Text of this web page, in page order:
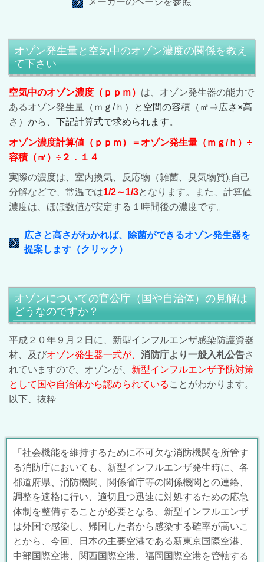
オゾン発生量と空気中のオゾン濃度の関係を教え
て下さい
空気中のオゾン濃度（ｐｐｍ） は、オゾン発生器の能力で
あるオゾン発生量 （ｍｇ/ｈ）と空間の容積（㎥⇒広さ×高
さ）から、下記計算式で求められます。
オゾン濃度計算値（ｐｐｍ）＝オゾン発生量（ｍｇ/ｈ）÷
容積（㎥）÷２．１４
実際の濃度は、室内換気、反応物（雑菌、臭気物質),自己
分解などで、常温では1/2～1/3となります。また、計算値
濃度は、ほぼ数値が安定する１時間後の濃度です。
広さと高さがわかれば、除菌ができるオゾン発生器を
提案します （クリック）
オゾンについての官公庁（国や自治体）の見解は
どうなのですか？
平成２０年９月２日に、新型インフルエンザ感染防護資器
材、及びオゾン発生器一式が、 消防庁より一般入札公告さ
れていますので、オゾンが、 新型インフルエンザ予防対策
として国や自治体から認められている ことがわかります。
以下、抜粋
「社会機能を維持するために不可欠な消防機関を所管す
る消防庁においても、新型インフルエンザ発生時に、各
都道府県、消防機関、関係省庁等の関係機関との連絡、
調整を適格に行い、適切且つ迅速に対処するための応急
体制を整備することが必要となる。新型インフルエンザ
は外国で感染し、帰国した者から感染する確率が高いこ
とから、今回、日本の主要空港である新東京国際空港、
中部国際空港、関西国際空港、福岡国際空港を管轄する